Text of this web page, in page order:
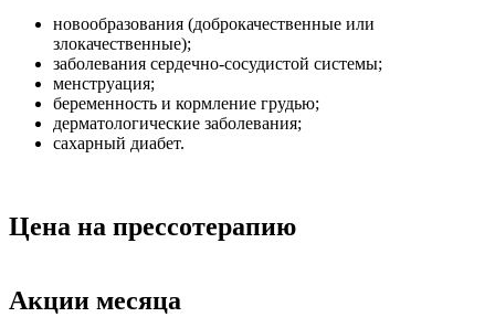
новообразования (доброкачественные или
злокачественные);
заболевания сердечно-сосудистой системы;
менструация;
беременность и кормление грудью;
дерматологические заболевания;
сахарный диабет.
Цена на прессотерапию
Акции месяца